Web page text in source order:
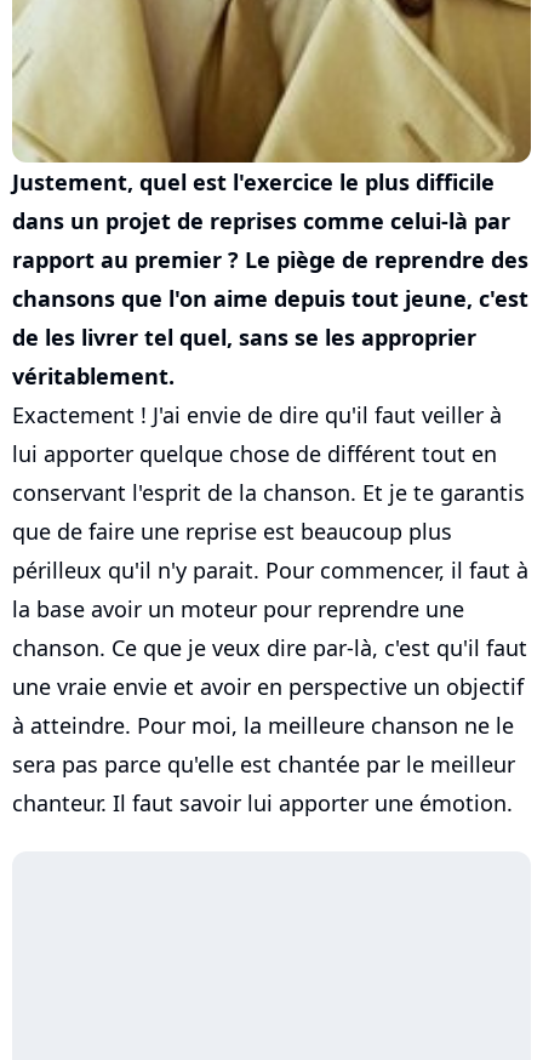
Justement, quel est l'exercice le plus difficile
dans un projet de reprises comme celui-là par
rapport au premier ? Le piège de reprendre des
chansons que l'on aime depuis tout jeune, c'est
de les livrer tel quel, sans se les approprier
véritablement.
Exactement ! J'ai envie de dire qu'il faut veiller à
lui apporter quelque chose de différent tout en
conservant l'esprit de la chanson. Et je te garantis
que de faire une reprise est beaucoup plus
périlleux qu'il n'y parait. Pour commencer, il faut à
la base avoir un moteur pour reprendre une
chanson. Ce que je veux dire par-là, c'est qu'il faut
une vraie envie et avoir en perspective un objectif
à atteindre. Pour moi, la meilleure chanson ne le
sera pas parce qu'elle est chantée par le meilleur
chanteur. Il faut savoir lui apporter une émotion.